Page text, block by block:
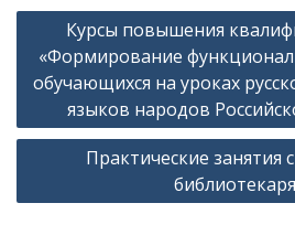
Навигация
записям
Курсы повышения
«Формирование
обучающихся на уроках
языков народов
Практические занятия